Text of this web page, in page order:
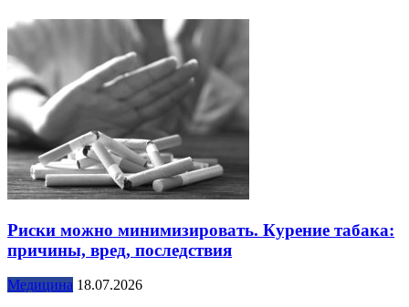
Риски можно минимизировать. Курение табака:
причины, вред, последствия
Медицина 18.07.2026